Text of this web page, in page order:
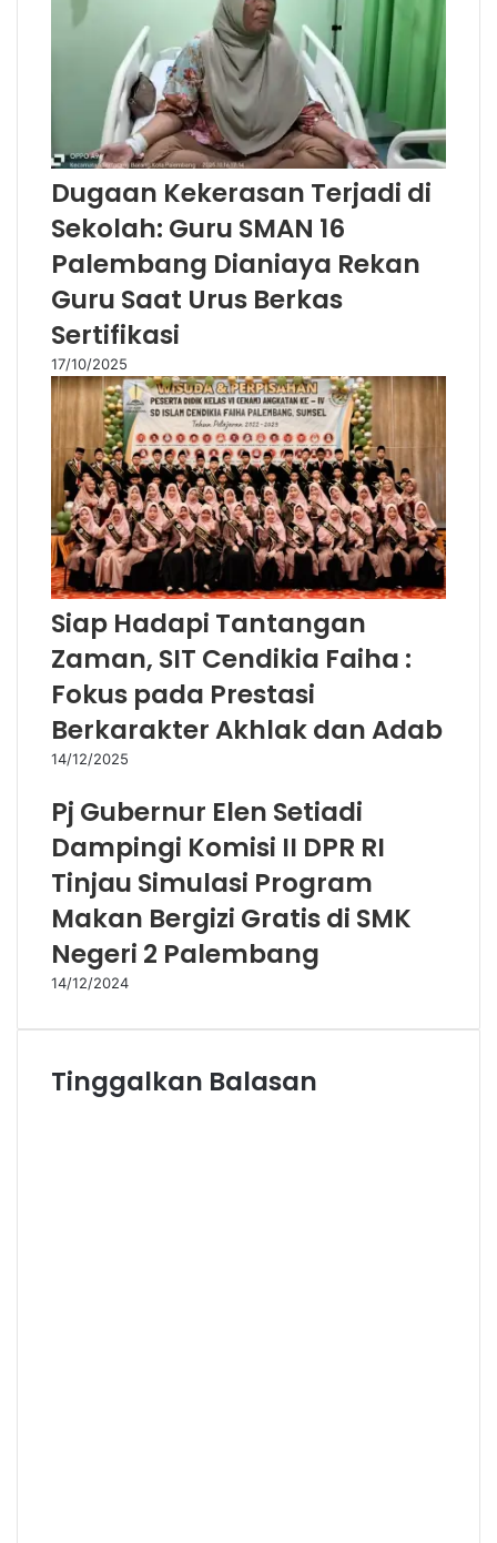
Dugaan Kekerasan Terjadi di
Sekolah: Guru SMAN 16
Palembang Dianiaya Rekan
Guru Saat Urus Berkas
Sertifikasi
17/10/2025
Siap Hadapi Tantangan
Zaman, SIT Cendikia Faiha :
Fokus pada Prestasi
Berkarakter Akhlak dan Adab
14/12/2025
Pj Gubernur Elen Setiadi
Dampingi Komisi II DPR RI
Tinjau Simulasi Program
Makan Bergizi Gratis di SMK
Negeri 2 Palembang
14/12/2024
Tinggalkan Balasan